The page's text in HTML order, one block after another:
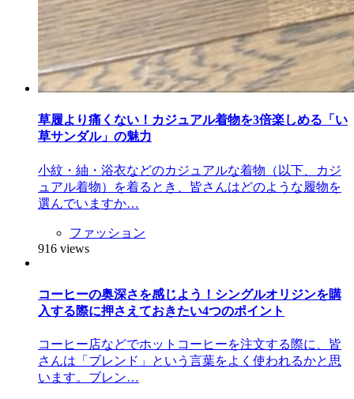
草履より痛くない！カジュアル着物を3倍楽しめる「い
草サンダル」の魅力
小紋・紬・浴衣などのカジュアルな着物（以下、カジ
ュアル着物）を着るとき、皆さんはどのような履物を
選んでいますか…
ファッション
916 views
コーヒーの奥深さを感じよう！シングルオリジンを購
入する際に押さえておきたい4つのポイント
コーヒー店などでホットコーヒーを注文する際に、皆
さんは「ブレンド」という言葉をよく使われるかと思
います。ブレン…